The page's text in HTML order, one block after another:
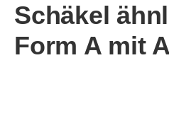
Schäkel
Form A mit